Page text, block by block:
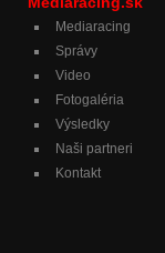
Mediaracing
Správy
Video
Fotogaléria
Výsledky
Naši partneri
Kontakt